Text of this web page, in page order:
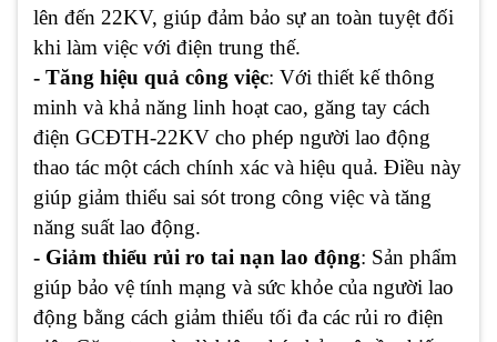
lên đến 22KV, giúp đảm bảo sự an toàn tuyệt đối
khi làm việc với điện trung thế.
- Tăng hiệu quả công việc: Với thiết kế thông
minh và khả năng linh hoạt cao, găng tay cách
điện GCĐTH-22KV cho phép người lao động
thao tác một cách chính xác và hiệu quả. Điều này
giúp giảm thiểu sai sót trong công việc và tăng
năng suất lao động.
- Giảm thiểu rủi ro tai nạn lao động: Sản phẩm
giúp bảo vệ tính mạng và sức khỏe của người lao
động bằng cách giảm thiểu tối đa các rủi ro điện